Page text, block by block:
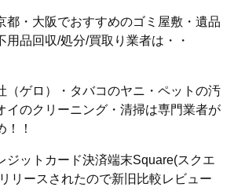
都・大阪でおすすめのゴミ屋敷・遺品
用品回収/処分/買取り業者は・・
（ゲロ）・タバコのヤニ・ペットの汚
イのクリーニング・清掃は専門業者が
！！
ジットカード決済端末Square(スクエ
リースされたので新旧比較レビュー